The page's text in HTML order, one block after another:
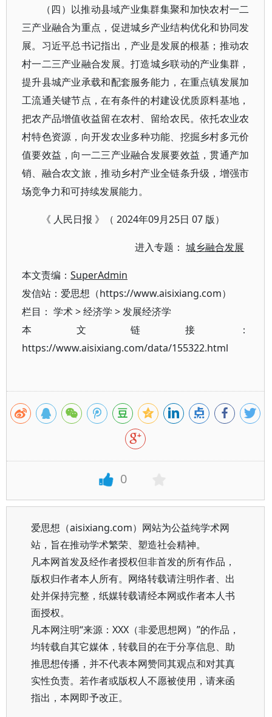
（四）以推动县域产业集群集聚和加快农村一二
三产业融合为重点，促进城乡产业结构优化和协同发
展。习近平总书记指出，产业是发展的根基；推动农
村一二三产业融合发展。打造城乡联动的产业集群，
提升县城产业承载和配套服务能力，在重点镇发展加
工流通关键节点，在有条件的村建设优质原料基地，
把农产品增值收益留在农村、留给农民。依托农业农
村特色资源，向开发农业多种功能、挖掘乡村多元价
值要效益，向一二三产业融合发展要效益，贯通产加
销、融合农文旅，推动乡村产业全链条升级，增强市
场竞争力和可持续发展能力。
《 人民日报 》（ 2024年09月25日 07 版）
进入专题：城乡融合发展
本文责编： SuperAdmin
发信站：爱思想（https://www.aisixiang.com）
栏目： 学术>经济学 >发展经济学
本文链接：
https://www.aisixiang.com/data/155322.html
0
爱思想（aisixiang.com）网站为公益纯学术网
站，旨在推动学术繁荣、塑造社会精神。
凡本网首发及经作者授权但非首发的所有作品，
版权归作者本人所有。网络转载请注明作者、出
处并保持完整，纸媒转载请经本网或作者本人书
面授权。
凡本网注明“来源：XXX（非爱思想网）”的作品，
均转载自其它媒体，转载目的在于分享信息、助
推思想传播，并不代表本网赞同其观点和对其真
实性负责。若作者或版权人不愿被使用，请来函
指出，本网即予改正。